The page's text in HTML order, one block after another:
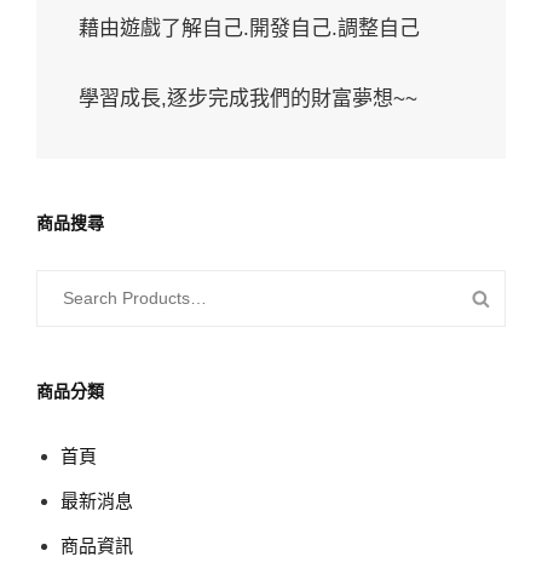
藉由遊戲了解自己.開發自己.調整自己
學習成長,逐步完成我們的財富夢想~~
商品搜尋
FOR:
商品分類
首頁
最新消息
商品資訊